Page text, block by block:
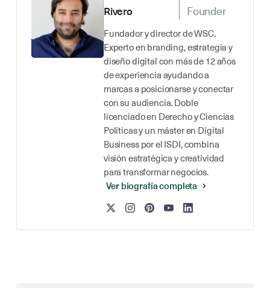
Rivero
Founder
Fundador y director de WSC.
Experto en branding, estrategia y
diseño digital con más de 12 años
de experiencia ayudando a
marcas a posicionarse y conectar
con su audiencia. Doble
licenciado en Derecho y Ciencias
Políticas y un máster en Digital
Business por el ISDI, combina
visión estratégica y creatividad
para transformar negocios.
Ver biografía completa